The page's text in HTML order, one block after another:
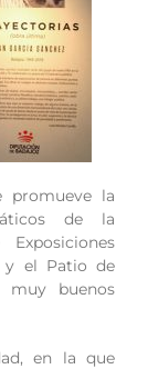
promueve la
de la
y el Patio de
muy buenos
en la que